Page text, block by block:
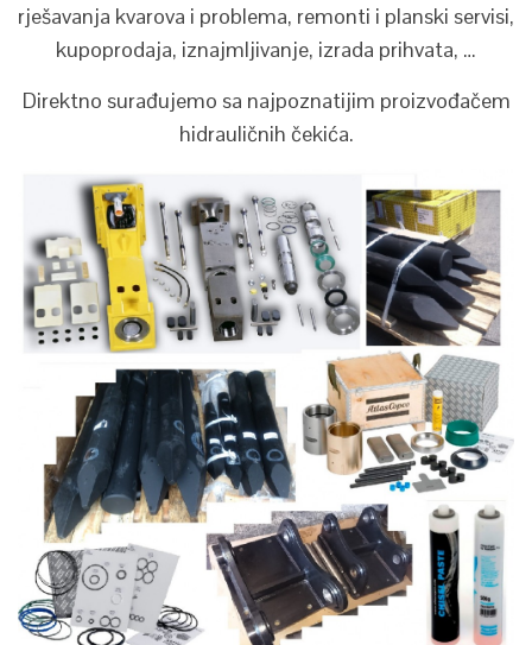
rješavanja kvarova i problema, remonti i planski servisi,
kupoprodaja, iznajmljivanje, izrada prihvata, …
Direktno surađujemo sa najpoznatijim proizvođačem
hidrauličnih čekića.